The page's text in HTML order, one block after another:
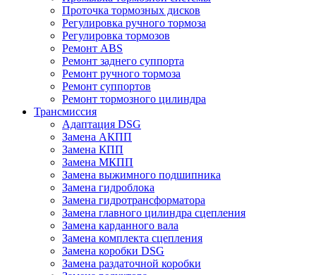
Проточка тормозных дисков
Регулировка ручного тормоза
Регулировка тормозов
Ремонт ABS
Ремонт заднего суппорта
Ремонт ручного тормоза
Ремонт суппортов
Ремонт тормозного цилиндра
Трансмиссия
Адаптация DSG
Замена АКПП
Замена КПП
Замена МКПП
Замена выжимного подшипника
Замена гидроблока
Замена гидротрансформатора
Замена главного цилиндра сцепления
Замена карданного вала
Замена комплекта сцепления
Замена коробки DSG
Замена раздаточной коробки